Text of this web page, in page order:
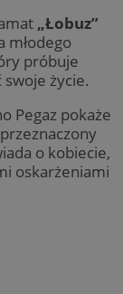
„Łobuz”
młodego
próbuje
swoje życie.
Pegaz pokaże
o kobiecie,
oskarżeniami